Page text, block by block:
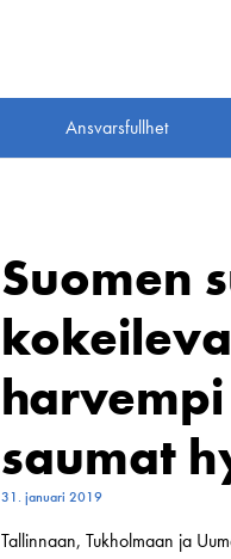
Ansvarsfullhet
Suomen
saumat
31. januari 2019
Tallinnaan, Tukholmaan ja